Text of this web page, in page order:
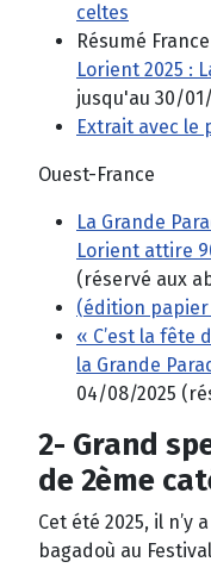
celtes
Résumé France
Lorient 2025 :
jusqu'au 30/
Extrait avec le
Ouest-France
La Grande
Lorient attire
(réservé aux
(édition
« C’est la fête
la Grande
04/08/2025
2- Grand
de 2ème
Cet été 2025, il n’y
bagadoù au